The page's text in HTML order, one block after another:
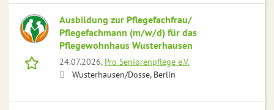
Ausbildung zur Pflegefachfrau/
Pflegefachmann (m/w/d) für das
Pflegewohnhaus Wusterhausen
24.07.2026, Pro Seniorenpflege e.V.
Wusterhausen/Dosse, Berlin